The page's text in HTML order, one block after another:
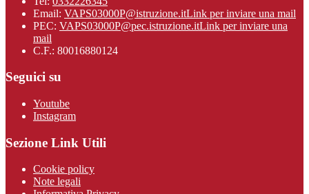
Email: VAPS03000P@istruzione.itLink per inviare una mail
PEC: VAPS03000P@pec.istruzione.itLink per inviare una
mail
C.F.: 80016880124
Seguici su
Youtube
Instagram
Sezione Link Utili
Cookie policy
Note legali